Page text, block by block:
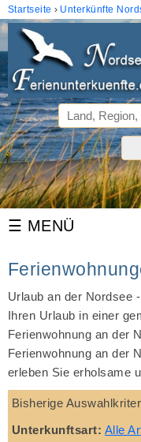
Startseite Unterkünfte
Urlaub an der Nordsee
Ihren Urlaub in einer
Ferienwohnung an der
Ferienwohnung an der
erleben Sie erholsame
Bisherige
Unterkunftsart: Alle